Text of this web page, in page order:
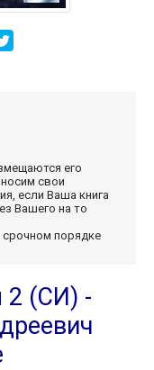
его
свои
если Ваша книга
Вашего на то
порядке
2 (СИ) -